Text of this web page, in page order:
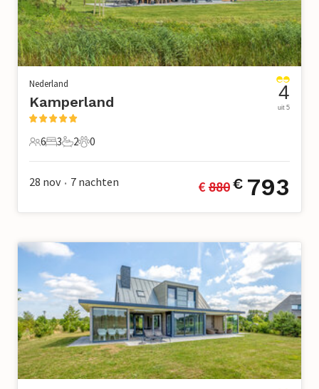
Nederland
Kamperland
6 Gasten
6
3 Slaapkamers
3
2 Badkamers
2
0 Huisdieren
0
4
uit 5
28 nov • 7 nachten € 880€ 793